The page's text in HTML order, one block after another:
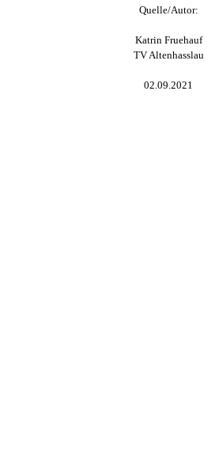
Quelle/Autor:
Katrin Fruehauf
TV Altenhasslau
02.09.2021